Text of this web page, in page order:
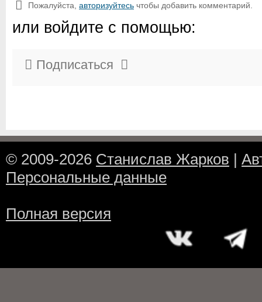
Пожалуйста, авторизуйтесь чтобы добавить комментарий.
или войдите с помощью:
Подписаться
© 2009-2026 Станислав Жарков |
Персональные данные
Полная версия